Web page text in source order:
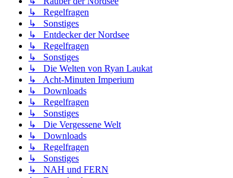
↳ Regelfragen
↳ Sonstiges
↳ Entdecker der Nordsee
↳ Regelfragen
↳ Sonstiges
↳ Die Welten von Ryan Laukat
↳ Acht-Minuten Imperium
↳ Downloads
↳ Regelfragen
↳ Sonstiges
↳ Die Vergessene Welt
↳ Downloads
↳ Regelfragen
↳ Sonstiges
↳ NAH und FERN